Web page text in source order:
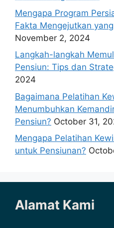
Mengapa Program
Fakta Mengejutkan
November 2, 2024
Langkah-langkah
Pensiun: Tips dan
2024
Bagaimana Pelatihan
Menumbuhkan
Pensiun? October 31,
Mengapa Pelatihan
untuk Pensiunan?
Alamat Kami